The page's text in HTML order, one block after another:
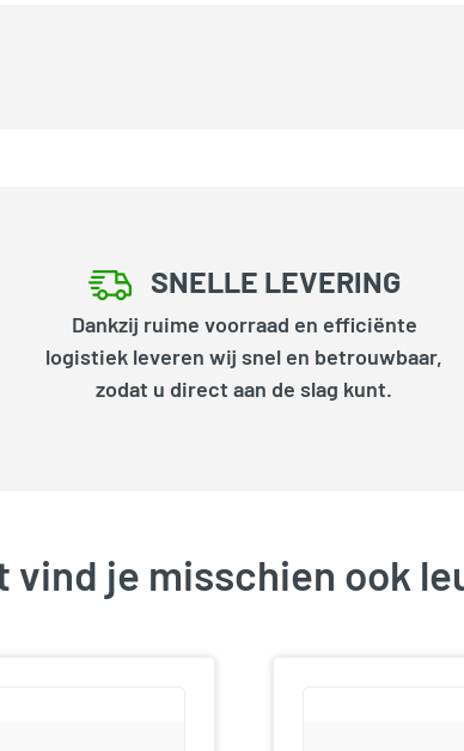
SNELLE LEVERING
Dankzij ruime voorraad en efficiënte
logistiek leveren wij snel en betrouwbaar,
zodat u direct aan de slag kunt.
vind je misschien ook